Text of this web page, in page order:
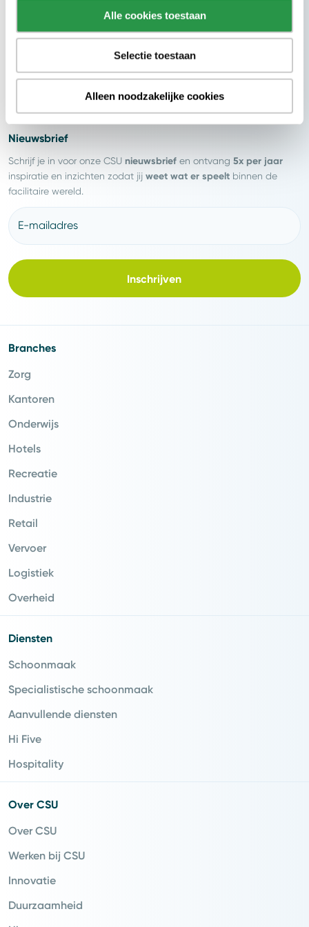
Alle cookies toestaan
Selectie toestaan
Alleen noodzakelijke cookies
Nieuwsbrief
Schrijf je in voor onze CSU nieuwsbrief en ontvang 5x per jaar
inspiratie en inzichten zodat jij weet wat er speelt binnen de
facilitaire wereld.
E-mailadres
Inschrijven
Branches
Zorg
Kantoren
Onderwijs
Hotels
Recreatie
Industrie
Retail
Vervoer
Logistiek
Overheid
Diensten
Schoonmaak
Specialistische schoonmaak
Aanvullende diensten
Hi Five
Hospitality
Over CSU
Over CSU
Werken bij CSU
Innovatie
Duurzaamheid